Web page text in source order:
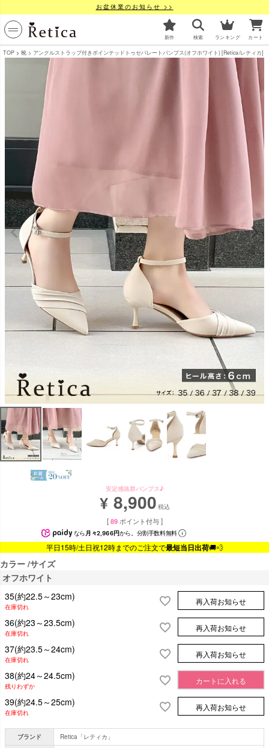
お盆休業のお知らせ >>
新作 検索 ランキング カート
TOP 靴 アンクルストラップ付きポインテッドトゥセパレートパンプス(オフホワイト) [Retica/レティカ]
安定感抜群パンプス♪
¥ 8,900 税込
[ 89 ポイント付与 ]
なら 月々2,966円から。分割手数料無料
平日15時/土日祝12時までのご注文で最短当日出荷🚚💨
カラー サイズ
オフホワイト
35(約22.5～23cm)
在庫切れ
再入荷お知らせ
36(約23～23.5cm)
在庫切れ
再入荷お知らせ
37(約23.5～24cm)
在庫切れ
再入荷お知らせ
38(約24～24.5cm)
残りわずか
カートに入れる
39(約24.5～25cm)
在庫切れ
再入荷お知らせ
ブランド
Retica「レティカ」